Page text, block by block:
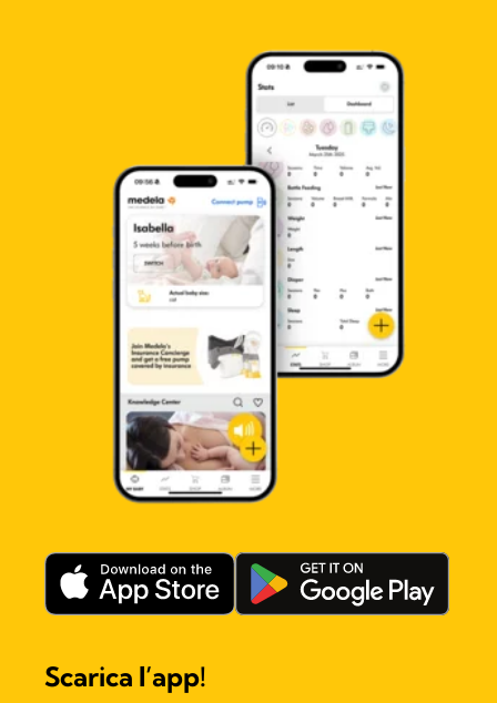
Scarica l’app!​